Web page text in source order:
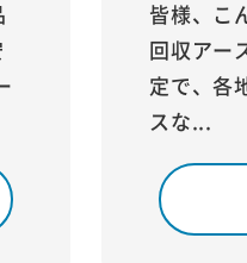
皆様、こ
回収アー
定で、各
スな...